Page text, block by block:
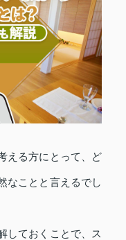
える方にとって、ど
なことと言えるでし
しておくことで、ス